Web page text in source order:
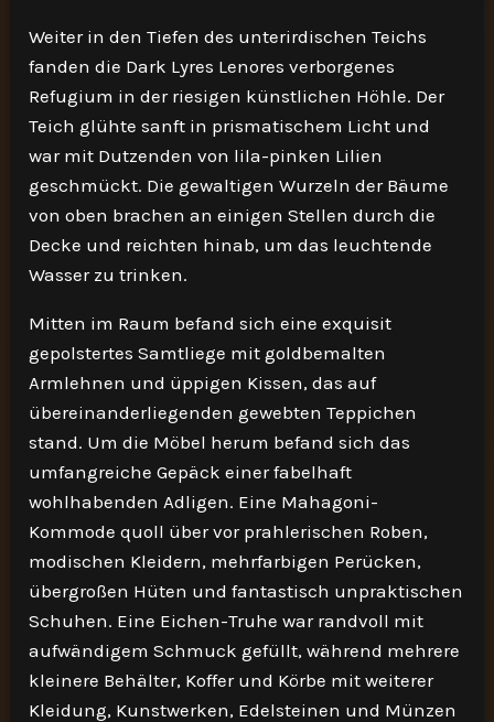
Weiter in den Tiefen des unterirdischen Teichs
fanden die Dark Lyres Lenores verborgenes
Refugium in der riesigen künstlichen Höhle. Der
Teich glühte sanft in prismatischem Licht und
war mit Dutzenden von lila-pinken Lilien
geschmückt. Die gewaltigen Wurzeln der Bäume
von oben brachen an einigen Stellen durch die
Decke und reichten hinab, um das leuchtende
Wasser zu trinken.
Mitten im Raum befand sich eine exquisit
gepolstertes Samtliege mit goldbemalten
Armlehnen und üppigen Kissen, das auf
übereinanderliegenden gewebten Teppichen
stand. Um die Möbel herum befand sich das
umfangreiche Gepäck einer fabelhaft
wohlhabenden Adligen. Eine Mahagoni-
Kommode quoll über vor prahlerischen Roben,
modischen Kleidern, mehrfarbigen Perücken,
übergroßen Hüten und fantastisch unpraktischen
Schuhen. Eine Eichen-Truhe war randvoll mit
aufwändigem Schmuck gefüllt, während mehrere
kleinere Behälter, Koffer und Körbe mit weiterer
Kleidung, Kunstwerken, Edelsteinen und Münzen